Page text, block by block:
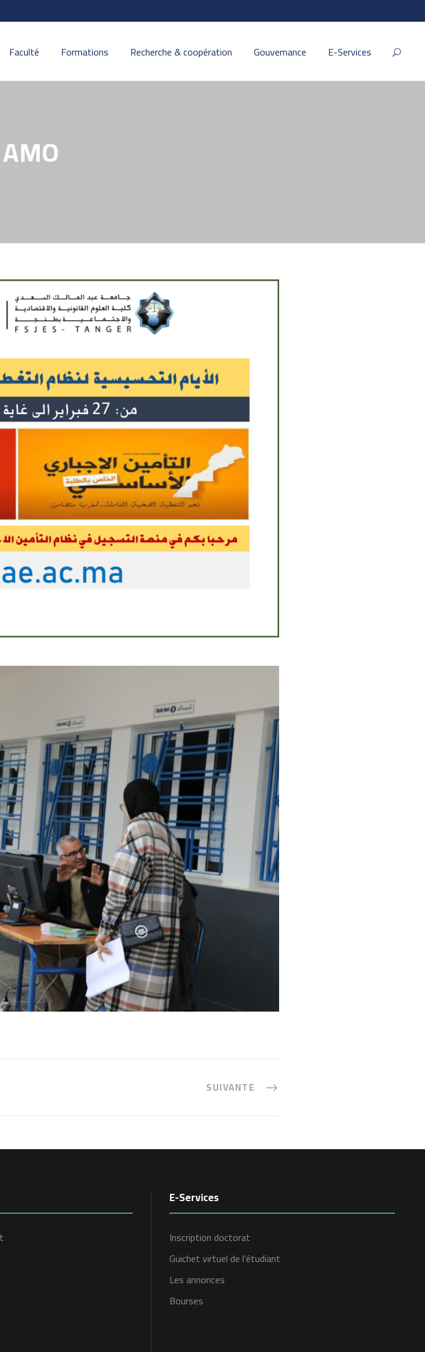
Faculté Formations Recherche & coopération Gouvernance E-Services
SUIVANTE
E-Services
Inscription doctorat
Guichet virtuel de l’étudiant
Les annonces
Bourses